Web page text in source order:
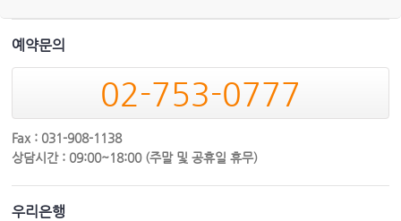
예약문의
02-753-0777
Fax : 031-908-1138
상담시간 : 09:00~18:00 (주말 및 공휴일 휴무)
우리은행